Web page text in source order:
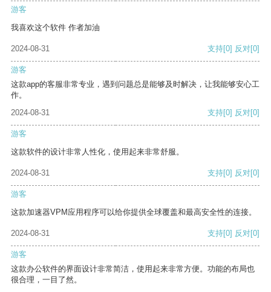
游客
我喜欢这个软件 作者加油
2024-08-31 支持[0] 反对[0]
游客
这款app的客服非常专业，遇到问题总是能够及时解决，让我能够安心工
作。
2024-08-31
支持[0] 反对[0]
游客
这款软件的设计非常人性化，使用起来非常舒服。
2024-08-31 支持[0] 反对[0]
游客
这款加速器VPM应用程序可以给你提供全球覆盖和最高安全性的连接。
2024-08-31 支持[0] 反对[0]
游客
这款办公软件的界面设计非常简洁，使用起来非常方便。功能的布局也
很合理，一目了然。